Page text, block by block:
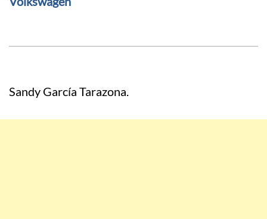
Sandy García Tarazona.